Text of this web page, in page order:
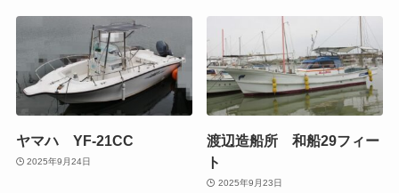
ヤマハ YF-21CC
2025年9月24日
渡辺造船所 和船29フィー
ト
2025年9月23日